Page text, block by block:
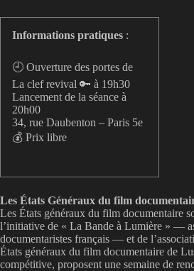
Informations pratiques :
🕘 Ouverture des portes de
La clef revival 🔑 à 19h30
Lancement de la séance à
20h00
34, rue Daubenton – Paris 5e
💰 Prix libre
Les États Généraux du film
Les États généraux du film documentaire
l’initiative de « La Bande à Lumière » —
documentaristes français — et de
États généraux du film documentaire de
compétitive, proposent une semaine de